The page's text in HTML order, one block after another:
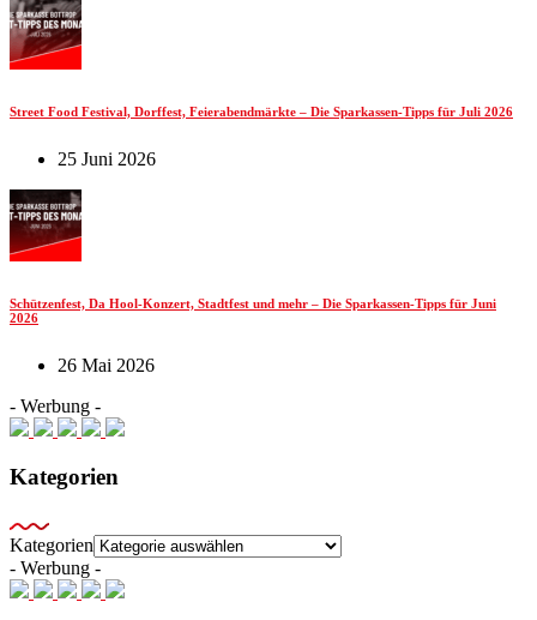
Street Food Festival, Dorffest, Feierabendmärkte – Die Sparkassen-Tipps für Juli 2026
25 Juni 2026
Schützenfest, Da Hool-Konzert, Stadtfest und mehr – Die Sparkassen-Tipps für Juni
2026
26 Mai 2026
- Werbung -
Kategorien
Kategorien
- Werbung -